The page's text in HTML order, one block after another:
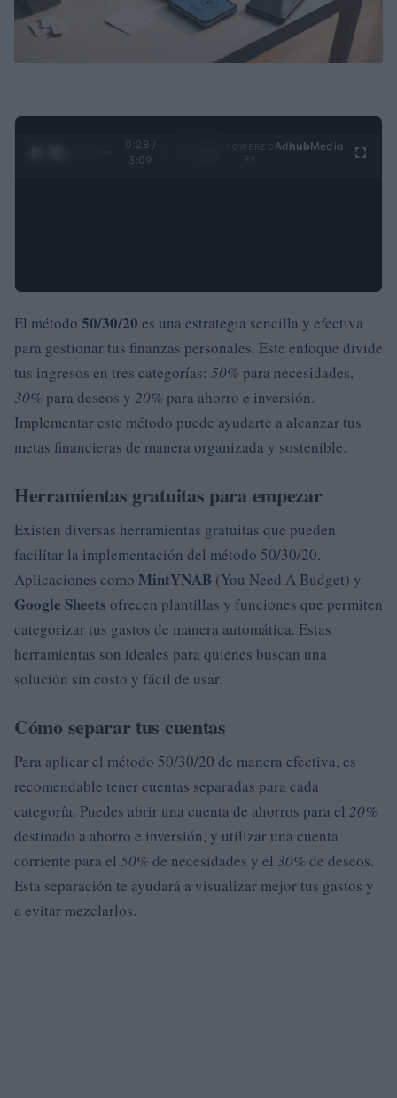
0:29 /
3:09
Ad hubMedia
El método 50/30/20 es una estrategia sencilla y efectiva
para gestionar tus finanzas personales. Este enfoque divide
tus ingresos en tres categorías: 50% para necesidades,
30% para deseos y 20% para ahorro e inversión.
Implementar este método puede ayudarte a alcanzar tus
metas financieras de manera organizada y sostenible.
Herramientas gratuitas para empezar
Existen diversas herramientas gratuitas que pueden
facilitar la implementación del método 50/30/20.
Aplicaciones como MintYNAB (You Need A Budget) y
Google Sheets ofrecen plantillas y funciones que permiten
categorizar tus gastos de manera automática. Estas
herramientas son ideales para quienes buscan una
solución sin costo y fácil de usar.
Cómo separar tus cuentas
Para aplicar el método 50/30/20 de manera efectiva, es
recomendable tener cuentas separadas para cada
categoría. Puedes abrir una cuenta de ahorros para el 20%
destinado a ahorro e inversión, y utilizar una cuenta
corriente para el 50% de necesidades y el 30% de deseos.
Esta separación te ayudará a visualizar mejor tus gastos y
a evitar mezclarlos.